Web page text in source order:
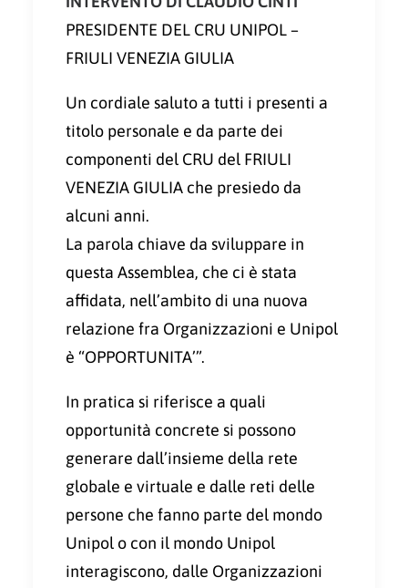
PRESIDENTE DEL CRU UNIPOL –
FRIULI VENEZIA GIULIA
Un cordiale saluto a tutti i presenti a
titolo personale e da parte dei
componenti del CRU del FRIULI
VENEZIA GIULIA che presiedo da
alcuni anni.
La parola chiave da sviluppare in
questa Assemblea, che ci è stata
affidata, nell’ambito di una nuova
relazione fra Organizzazioni e Unipol
è “OPPORTUNITA’”.
In pratica si riferisce a quali
opportunità concrete si possono
generare dall’insieme della rete
globale e virtuale e dalle reti delle
persone che fanno parte del mondo
Unipol o con il mondo Unipol
interagiscono, dalle Organizzazioni